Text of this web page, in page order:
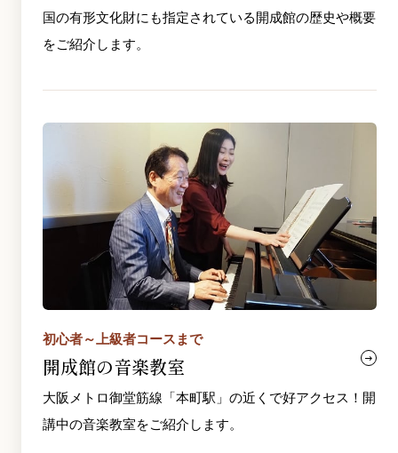
国の有形文化財にも指定されている開成館の歴史や概要
をご紹介します。
初心者～上級者コースまで
開成館の音楽教室
大阪メトロ御堂筋線「本町駅」の近くで好アクセス！開
講中の音楽教室をご紹介します。